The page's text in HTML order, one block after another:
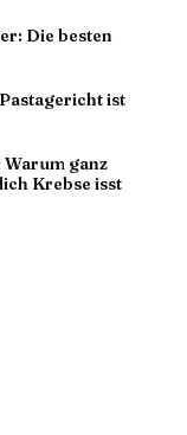
Die besten
ist
ganz
Krebse isst